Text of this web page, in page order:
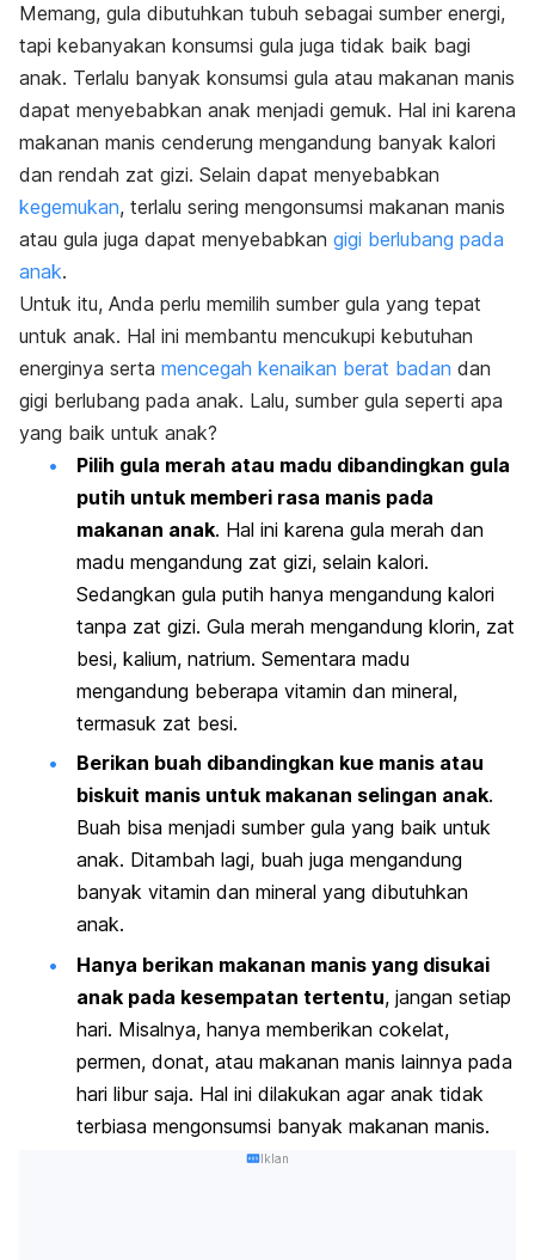
Memang, gula dibutuhkan tubuh sebagai sumber energi,
tapi kebanyakan konsumsi gula juga tidak baik bagi
anak. Terlalu banyak konsumsi gula atau makanan manis
dapat menyebabkan anak menjadi gemuk. Hal ini karena
makanan manis cenderung mengandung banyak kalori
dan rendah zat gizi. Selain dapat menyebabkan
kegemukan, terlalu sering mengonsumsi makanan manis
atau gula juga dapat menyebabkan gigi berlubang pada
anak.
Untuk itu, Anda perlu memilih sumber gula yang tepat
untuk anak. Hal ini membantu mencukupi kebutuhan
energinya serta mencegah kenaikan berat badan dan
gigi berlubang pada anak. Lalu, sumber gula seperti apa
yang baik untuk anak?
Pilih gula merah atau madu dibandingkan gula
putih untuk memberi rasa manis pada
makanan anak. Hal ini karena gula merah dan
madu mengandung zat gizi, selain kalori.
Sedangkan gula putih hanya mengandung kalori
tanpa zat gizi. Gula merah mengandung klorin, zat
besi, kalium, natrium. Sementara madu
mengandung beberapa vitamin dan mineral,
termasuk zat besi.
Berikan buah dibandingkan kue manis atau
biskuit manis untuk makanan selingan anak.
Buah bisa menjadi sumber gula yang baik untuk
anak. Ditambah lagi, buah juga mengandung
banyak vitamin dan mineral yang dibutuhkan
anak.
Hanya berikan makanan manis yang disukai
anak pada kesempatan tertentu, jangan setiap
hari. Misalnya, hanya memberikan cokelat,
permen, donat, atau makanan manis lainnya pada
hari libur saja. Hal ini dilakukan agar anak tidak
terbiasa mengonsumsi banyak makanan manis.
Iklan